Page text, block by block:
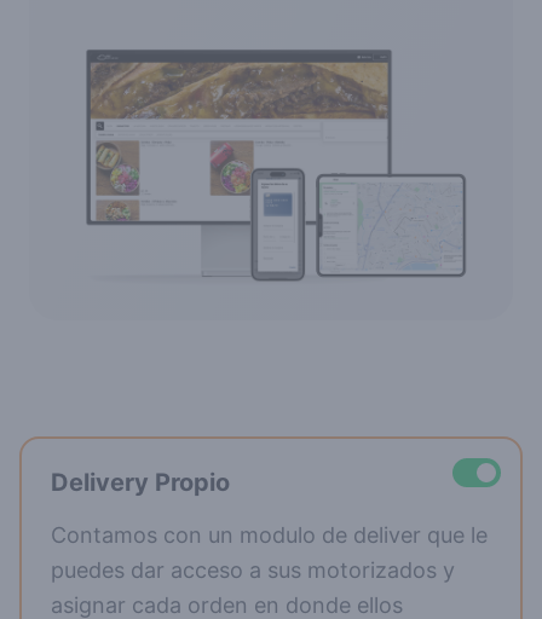
Delivery Propio
Contamos con un modulo de deliver que le
puedes dar acceso a sus motorizados y
asignar cada orden en donde ellos